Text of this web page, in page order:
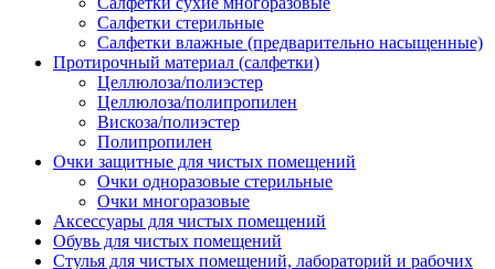
Салфетки стерильные
Салфетки влажные (предварительно насыщенные)
Протирочный материал (салфетки)
Целлюлоза/полиэстер
Целлюлоза/полипропилен
Вискоза/полиэстер
Полипропилен
Очки защитные для чистых помещений
Очки одноразовые стерильные
Очки многоразовые
Аксессуары для чистых помещений
Обувь для чистых помещений
Стулья для чистых помещений, лабораторий и рабочих